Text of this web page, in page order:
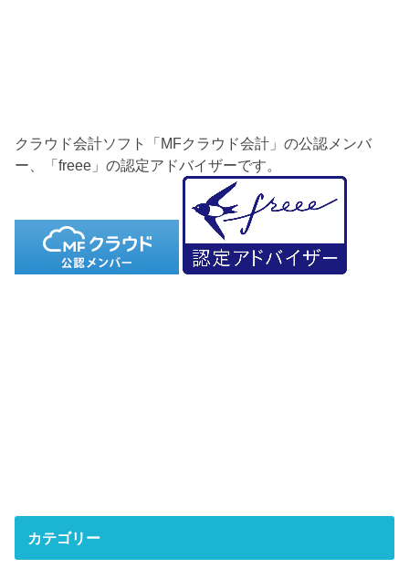
クラウド会計ソフト「MFクラウド会計」の公認メンバ
ー、「freee」の認定アドバイザーです。
カテゴリー